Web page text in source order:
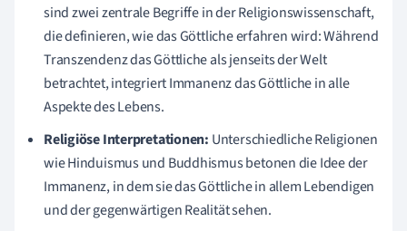
sind zwei zentrale Begriffe in der Religionswissenschaft,
die definieren, wie das Göttliche erfahren wird: Während
Transzendenz das Göttliche als jenseits der Welt
betrachtet, integriert Immanenz das Göttliche in alle
Aspekte des Lebens.
Religiöse Interpretationen: Unterschiedliche Religionen
wie Hinduismus und Buddhismus betonen die Idee der
Immanenz, in dem sie das Göttliche in allem Lebendigen
und der gegenwärtigen Realität sehen.